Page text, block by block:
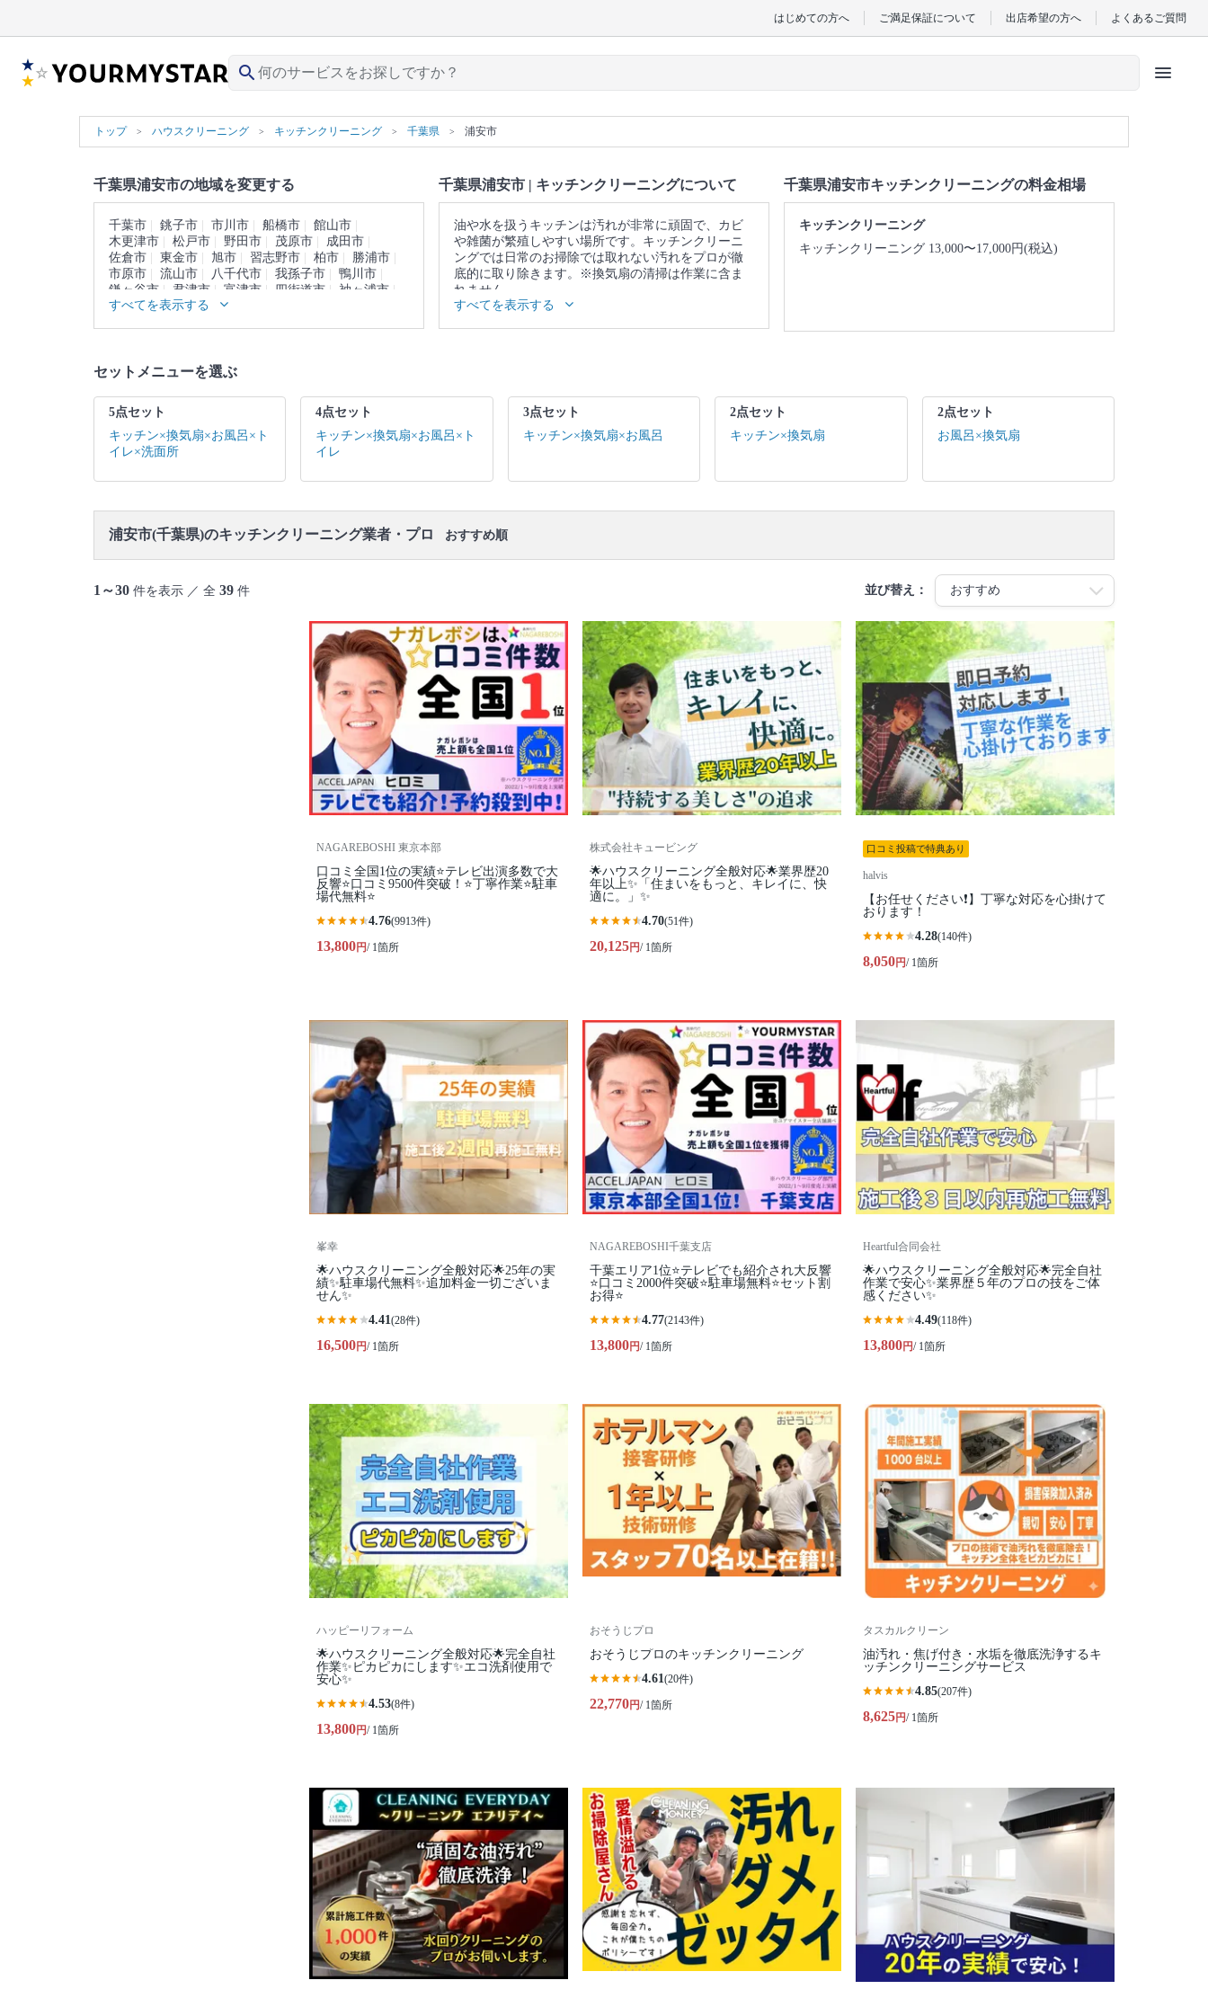
はじめての方へ ご満足保証について 出店希望の方へ よくあるご質問
search menu
トップ ハウスクリーニング キッチンクリーニング 千葉県 浦安市
千葉県浦安市の地域を変更する
千葉市 銚子市 市川市 船橋市
館山市
木更津市
松戸市 野田市 茂原市
成田市
佐倉市
東金市 旭市 習志野市 柏市
勝浦市
市原市
流山市 八千代市 我孫子市
鴨川市
鎌ヶ谷市
君津市 富津市 四街道市
袖ヶ浦市
八街市
印西市 白井市
すべてを表示する
千葉県浦安市 | キッチンクリーニングについて
油や水を扱うキッチンは汚れが非常に頑固で、カビ
や雑菌が繁殖しやすい場所です。キッチンクリーニ
ングでは日常のお掃除では取れない汚れをプロが徹
底的に取り除きます。※換気扇の清掃は作業に含ま
れません。
▼表示価格に含まれるキッチンクリーニングの作業
範囲
もご参照ください。
ります。
すべてを表示する
千葉県浦安市キッチンクリーニングの料金相場
キッチンクリーニング
キッチンクリーニング 13,000〜17,000円(税込)
セットメニューを選ぶ
5点セット
キッチン×換気扇×お風呂×ト
イレ×洗面所
4点セット
キッチン×換気扇×お風呂×ト
イレ
3点セット
キッチン×換気扇×お風呂
2点セット
キッチン×換気扇
2点セット
お風呂×換気扇
浦安市(千葉県)のキッチンクリーニング業者・プロ おすすめ順
1～30 件を表示 ／ 全 39 件 並び替え：
NAGAREBOSHI 東京本部
口コミ全国1位の実績⭐テレビ出演多数で大
反響⭐口コミ9500件突破！⭐丁寧作業⭐駐車
場代無料⭐
4.76(9913件)
13,800円/ 1箇所
株式会社キュービング
🌟ハウスクリーニング全般対応🌟業界歴20
年以上✨「住まいをもっと、キレイに、快
適に。」✨
4.70(51件)
20,125円/ 1箇所
口コミ投稿で特典あり
halvis
【お任せください❗️】丁寧な対応を心掛けて
おります！
4.28(140件)
8,050円/ 1箇所
峯幸
🌟ハウスクリーニング全般対応🌟25年の実
績✨駐車場代無料✨追加料金一切ございま
せん✨
4.41(28件)
16,500円/ 1箇所
NAGAREBOSHI千葉支店
千葉エリア1位⭐テレビでも紹介され大反響
⭐️口コミ2000件突破⭐️駐車場無料⭐セット割
お得⭐
4.77(2143件)
13,800円/ 1箇所
Heartful合同会社
🌟ハウスクリーニング全般対応🌟完全自社
作業で安心✨業界歴５年のプロの技をご体
感ください✨
4.49(118件)
13,800円/ 1箇所
ハッピーリフォーム
🌟ハウスクリーニング全般対応🌟完全自社
作業✨️ピカピカにします✨️エコ洗剤使用で
安心✨
4.53(8件)
13,800円/ 1箇所
おそうじプロ
おそうじプロのキッチンクリーニング
4.61(20件)
22,770円/ 1箇所
タスカルクリーン
油汚れ・焦げ付き・水垢を徹底洗浄するキ
ッチンクリーニングサービス
4.85(207件)
8,625円/ 1箇所